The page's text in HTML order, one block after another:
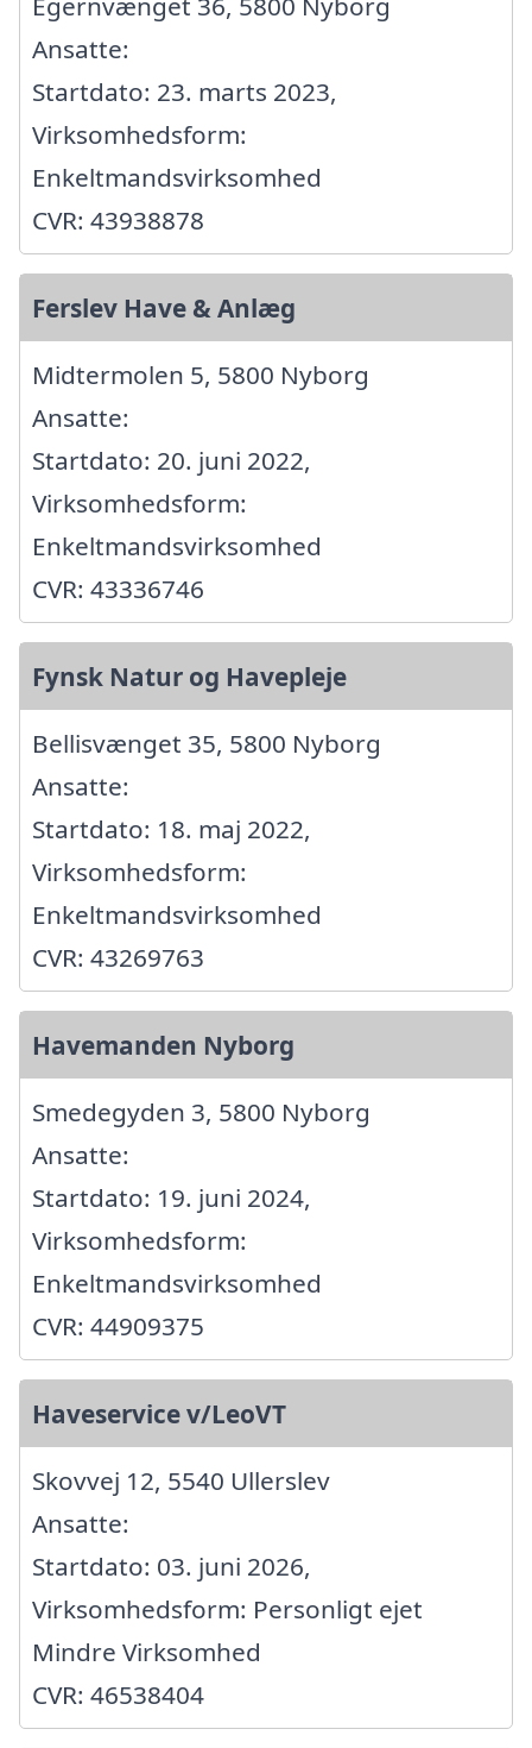
Ansatte:
Startdato: 23. marts 2023,
Virksomhedsform:
Enkeltmandsvirksomhed
CVR: 43938878
Ferslev Have & Anlæg
Midtermolen 5, 5800 Nyborg
Ansatte:
Startdato: 20. juni 2022,
Virksomhedsform:
Enkeltmandsvirksomhed
CVR: 43336746
Fynsk Natur og Havepleje
Bellisvænget 35, 5800 Nyborg
Ansatte:
Startdato: 18. maj 2022,
Virksomhedsform:
Enkeltmandsvirksomhed
CVR: 43269763
Havemanden Nyborg
Smedegyden 3, 5800 Nyborg
Ansatte:
Startdato: 19. juni 2024,
Virksomhedsform:
Enkeltmandsvirksomhed
CVR: 44909375
Haveservice v/LeoVT
Skovvej 12, 5540 Ullerslev
Ansatte:
Startdato: 03. juni 2026,
Virksomhedsform: Personligt ejet
Mindre Virksomhed
CVR: 46538404